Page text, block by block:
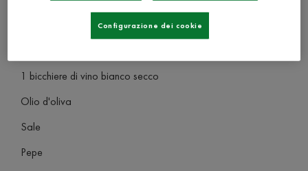
1 bicchiere di vino bianco secco
Olio d'oliva
Sale
Pepe
Configurazione dei cookie